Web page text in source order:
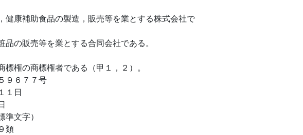
健康補助食品の製造，販売等を業とする株式会社で
の販売等を業とする合同会社である。
権の商標権者である（甲１，２）。
９６７７号
１日
文字）
類